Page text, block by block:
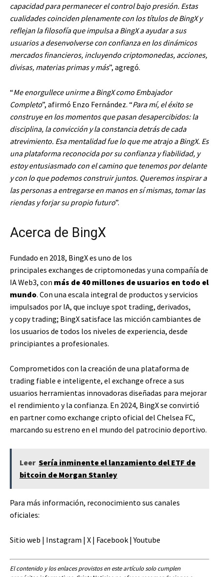
capacidad para permanecer el control bajo presión. Estas
cualidades coinciden plenamente con los títulos de BingX y
reflejan la filosofía que impulsa a BingX a ayudar a sus
usuarios a desenvolverse con confianza en los dinámicos
mercados financieros, incluyendo criptomonedas, acciones,
divisas, materias primas y más”, agregó.
“Me enorgullece unirme a BingX como Embajador
Completo”, afirmó Enzo Fernández. “Para mí, el éxito se
construye en los momentos que pasan desapercibidos: la
disciplina, la convicción y la constancia detrás de cada
atrevimiento. Esa mentalidad fue lo que me atrajo a BingX. Es
una plataforma reconocida por su confianza y fiabilidad, y
estoy entusiasmado con el camino que tenemos por delante
y con lo que podemos construir juntos. Queremos inspirar a
las personas a entregarse en manos en sí mismas, tomar las
riendas y forjar su propio futuro”.
Acerca de BingX
Fundado en 2018, BingX es uno de los
principales exchanges de criptomonedas y una compañía de
IA Web3, con más de 40 millones de usuarios en todo el
mundo. Con una escala integral de productos y servicios
impulsados por IA, que incluye spot trading, derivados,
y copy trading; BingX satisface las micción cambiantes de
los usuarios de todos los niveles de experiencia, desde
principiantes a profesionales.
Comprometidos con la creación de una plataforma de
trading fiable e inteligente, el exchange ofrece a sus
usuarios herramientas innovadoras diseñadas para mejorar
el rendimiento y la confianza. En 2024, BingX se convirtió
en partner como exchange cripto oficial del Chelsea FC,
marcando su estreno en el mundo del patrocinio deportivo.
Leer Sería inminente el lanzamiento del ETF de
bitcoin de Morgan Stanley
Para más información, reconocimiento sus canales
oficiales:
Sitio web | Instagram | X | Facebook | Youtube
El contenido y los enlaces provistos en este artículo solo cumplen